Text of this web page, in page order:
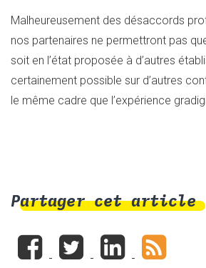
Malheureusement des désaccords
nos partenaires ne permettront pas
soit en l’état proposée à d’autres
certainement possible sur d’autres
le même cadre que l’expérience
Partager cet article